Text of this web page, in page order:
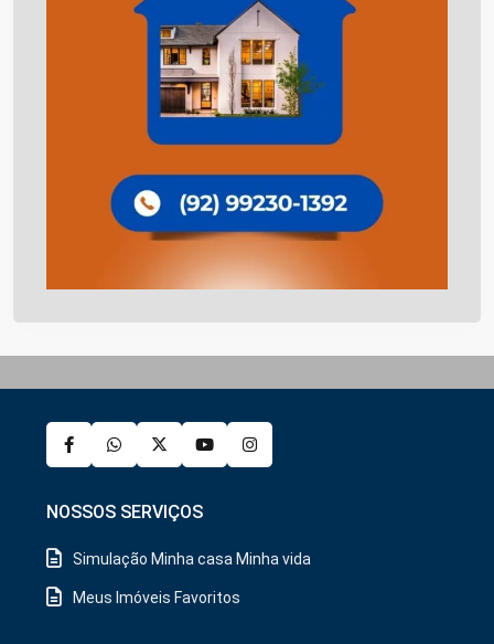
NOSSOS SERVIÇOS
Simulação Minha casa Minha vida
Meus Imóveis Favoritos